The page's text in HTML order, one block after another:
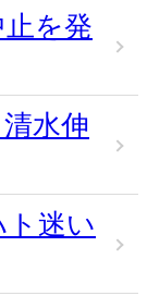
を発
水伸
ト迷い